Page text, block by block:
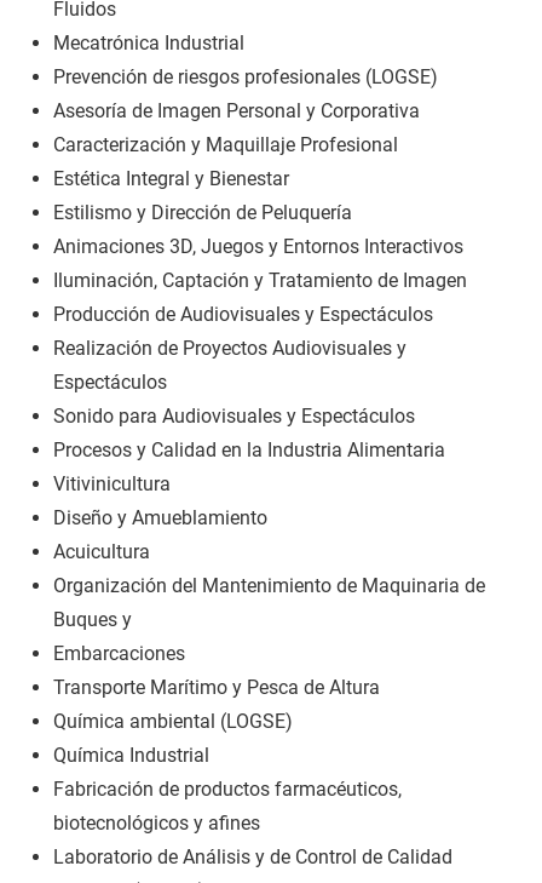
Fluidos
Mecatrónica Industrial
Prevención de riesgos profesionales (LOGSE)
Asesoría de Imagen Personal y Corporativa
Caracterización y Maquillaje Profesional
Estética Integral y Bienestar
Estilismo y Dirección de Peluquería
Animaciones 3D, Juegos y Entornos Interactivos
Iluminación, Captación y Tratamiento de Imagen
Producción de Audiovisuales y Espectáculos
Realización de Proyectos Audiovisuales y
Espectáculos
Sonido para Audiovisuales y Espectáculos
Procesos y Calidad en la Industria Alimentaria
Vitivinicultura
Diseño y Amueblamiento
Acuicultura
Organización del Mantenimiento de Maquinaria de
Buques y
Embarcaciones
Transporte Marítimo y Pesca de Altura
Química ambiental (LOGSE)
Química Industrial
Fabricación de productos farmacéuticos,
biotecnológicos y afines
Laboratorio de Análisis y de Control de Calidad